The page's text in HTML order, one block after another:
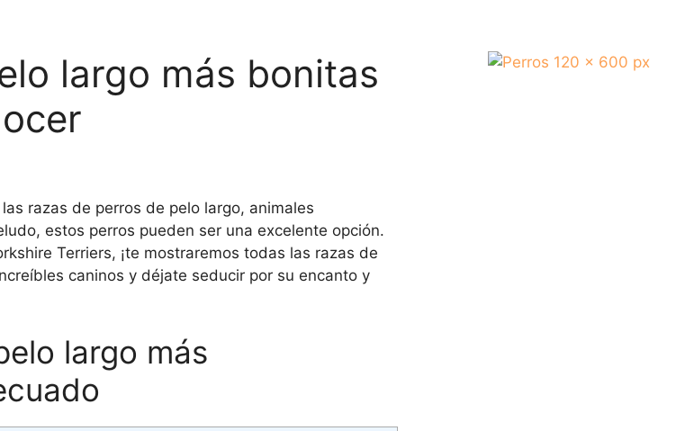
largo más bonitas
razas de perros de pelo largo, animales
estos perros pueden ser una excelente opción.
Terriers, ¡te mostraremos todas las razas de
caninos y déjate seducir por su encanto y
largo más